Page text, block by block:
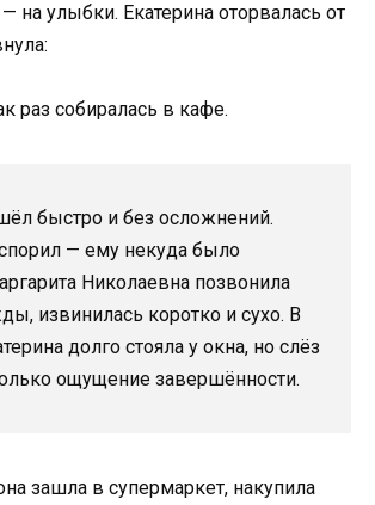
на улыбки. Екатерина оторвалась от
раз собиралась в кафе.
быстро и без осложнений.
— ему некуда было
Николаевна позвонила
извинилась коротко и сухо. В
долго стояла у окна, но слёз
ощущение завершённости.
зашла в супермаркет, накупила